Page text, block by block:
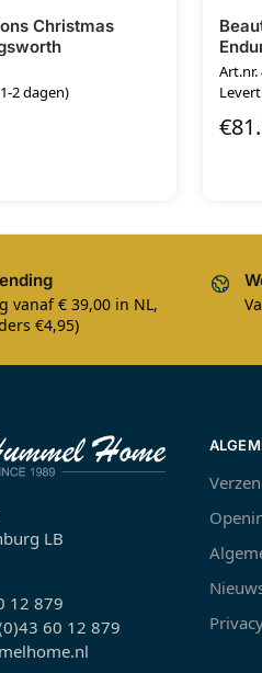
Christmas
2 dagen)
Art.nr.
€
vanaf € 39,00 in NL,
€4,95)
LB
12 879
60 12 879